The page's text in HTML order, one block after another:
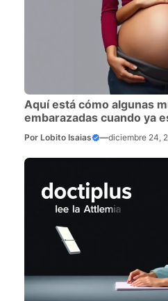
Aquí está cómo algunas
embarazadas cuando ya
Por Lobito Isaias —diciembre 24,